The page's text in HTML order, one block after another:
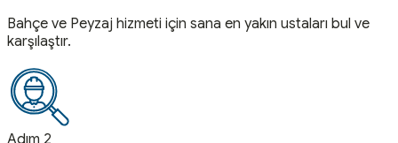
Bahçe ve Peyzaj hizmeti için sana en yakın ustaları bul ve
karşılaştır.
Adım 2